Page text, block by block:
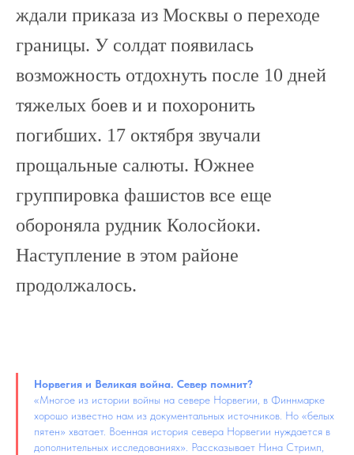
ждали приказа из Москвы о переходе
границы. У солдат появилась
возможность отдохнуть после 10 дней
тяжелых боев и и похоронить
погибших. 17 октября звучали
прощальные салюты. Южнее
группировка фашистов все еще
обороняла рудник Колосйоки.
Наступление в этом районе
продолжалось.
Норвегия и Великая война. Север помнит?
«Многое из истории войны на севере Норвегии, в Финнмарке
хорошо известно нам из документальных источников. Но «белых
пятен» хватает. Военная история севера Норвегии нуждается в
дополнительных исследованиях». Рассказывает Нина Стримп,